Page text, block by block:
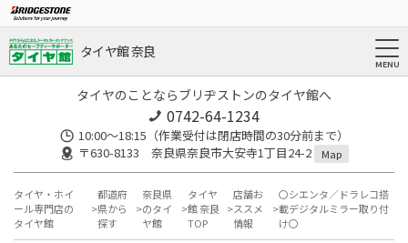
タイヤ館 奈良
タイヤのことならブリヂストンのタイヤ館へ
0742-64-1234
10:00～18:15（作業受付は閉店時間の30分前まで）
〒630-8133 奈良県奈良市大安寺1丁目24-2
Map
タイヤ・ホイ
ール専門店の
タイヤ館
都道府
県から
探す
奈良県
のタイ
ヤ館
タイヤ
館 奈良
TOP
店舗お
ススメ
情報
〇シエンタ／ドラレコ搭
載デジタルミラー取り付
け〇